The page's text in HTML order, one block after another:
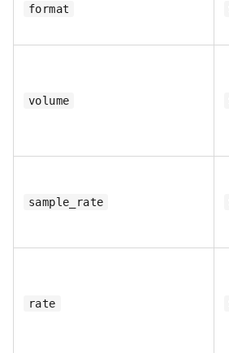
format
volume
sample_rate
rate